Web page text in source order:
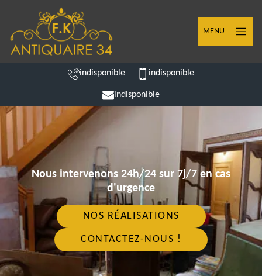
MENU
indisponible indisponible
indisponible
Nous intervenons 24h/24 sur 7j/7 en cas
d'urgence
NOS RÉALISATIONS
CONTACTEZ-NOUS !